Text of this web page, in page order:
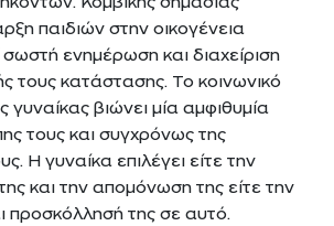
παιδιών στην οικογένεια
ενημέρωση και διαχείριση
τους κατάστασης. Το κοινωνικό
γυναίκας βιώνει μία αμφιθυμία
τους και συγχρόνως της
Η γυναίκα επιλέγει είτε την
και την απομόνωση της είτε την
προσκόλλησή της σε αυτό.